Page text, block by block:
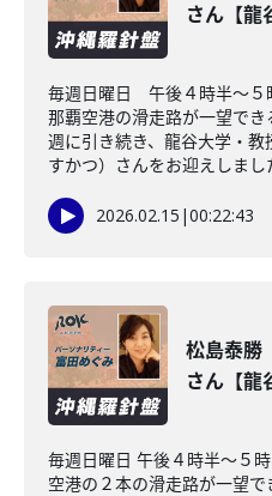
さん【龍
毎週日曜日 午後４時半～
那覇空港の滑走路が一望で
週に引き続き、龍谷大学・
すかつ）さんをお迎えしまし
2026.02.15 |00:22:43
松島泰勝
さん【龍
毎週日曜日 午後４時半～５
空港の２本の滑走路が一望